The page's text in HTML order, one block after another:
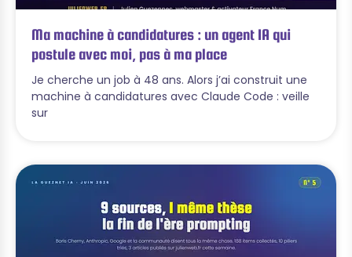
Ma machine à candidatures : un agent IA qui
postule avec moi, pas à ma place
Je cherche un job à 48 ans. Alors j’ai construit une
machine à candidatures avec Claude Code : veille
sur